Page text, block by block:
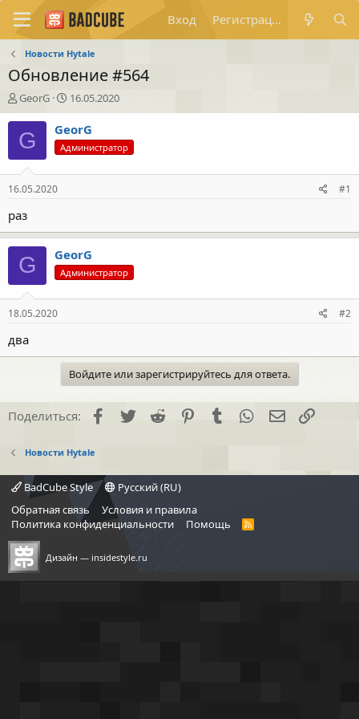
Вход Регистрация
Новости Hytale
Обновление #564
А
в
т
о
т
е
ы
GeorG
Д
а
т
а
н
16.05.2020
G GeorG
Администратор
16.05.2020 #1
раз
G GeorG
Администратор
18.05.2020 #2
два
Войдите или зарегистрируйтесь для ответа.
Поделиться: Facebook
Twitter Reddit PinterestTumblr WhatsApp
Новости Hytale
BadCube Style
Русский (RU)
Обратная связь
Условия и правила
Политика конфиденциальности
Помощь
R
Дизайн — insidestyle.ru